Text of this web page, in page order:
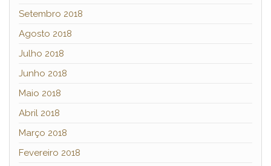
Setembro 2018
Agosto 2018
Julho 2018
Junho 2018
Maio 2018
Abril 2018
Março 2018
Fevereiro 2018